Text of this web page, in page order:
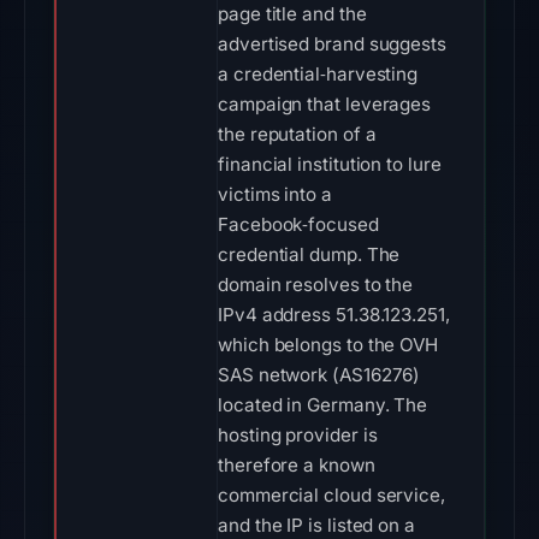
page title and the
advertised brand suggests
a credential‑harvesting
campaign that leverages
the reputation of a
financial institution to lure
victims into a
Facebook‑focused
credential dump. The
domain resolves to the
IPv4 address 51.38.123.251,
which belongs to the OVH
SAS network (AS16276)
located in Germany. The
hosting provider is
therefore a known
commercial cloud service,
and the IP is listed on a